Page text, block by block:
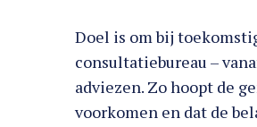
Doel is om bij
consultatiebureau –
adviezen. Zo hoopt de
voorkomen en dat de